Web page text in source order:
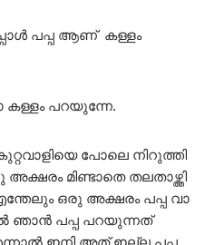
പപ്പ ആണ് കള്ളം
കള്ളം പറയുന്നേ.
പോലെ നിറുത്തി
മിണ്ടാതെ തലതാഴ്ത്തി
ഒരു അക്ഷരം പപ്പ വാ
ഞാൻ പപ്പ പറയുന്നത്
ഇനി അത് ഇല്ല പപ്പ.